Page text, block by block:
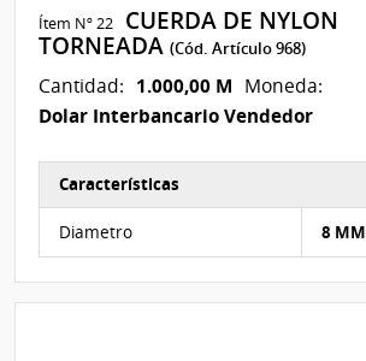
Ítem Nº 22
CUERDA DE NYLON
TORNEADA(Cód. Artículo 968)
Cantidad: 1.000,00 M Moneda:
Dolar Interbancario Vendedor
Características
Diametro 8 MM